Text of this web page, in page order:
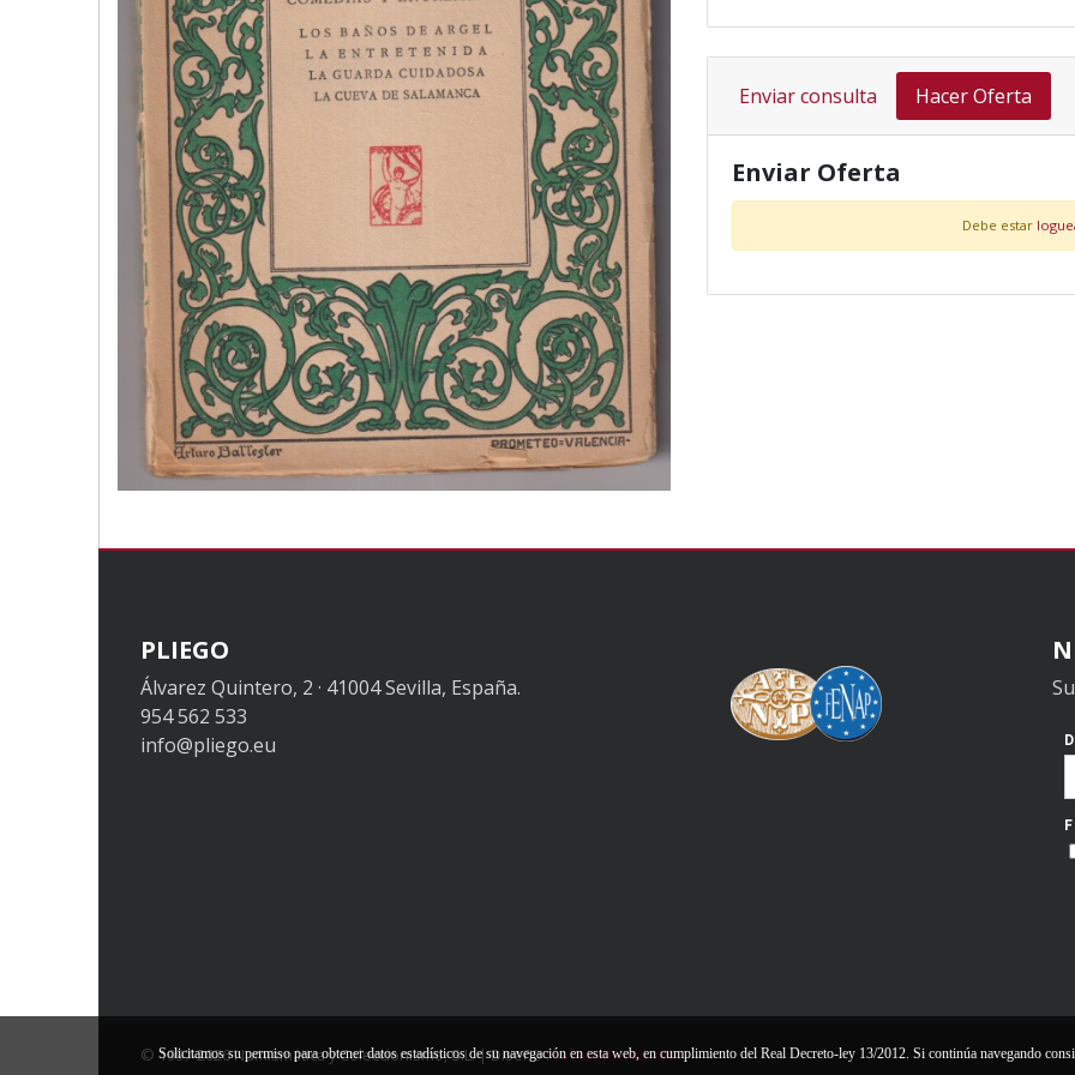
Enviar consulta Hacer Oferta
Enviar Oferta
Debe estar
PLIEGO
Álvarez Quintero, 2 · 41004 Sevilla, España.
954 562 533
info@pliego.eu
© 1997-2026 Numismática y Coleccionismo, S.L. | Diseño :La Huerta Atómica
Solicitamos su permiso para obtener datos estadísticos de su navegación en esta web, en cumplimiento del Real Decreto-ley 13/2012. Si continúa navegando